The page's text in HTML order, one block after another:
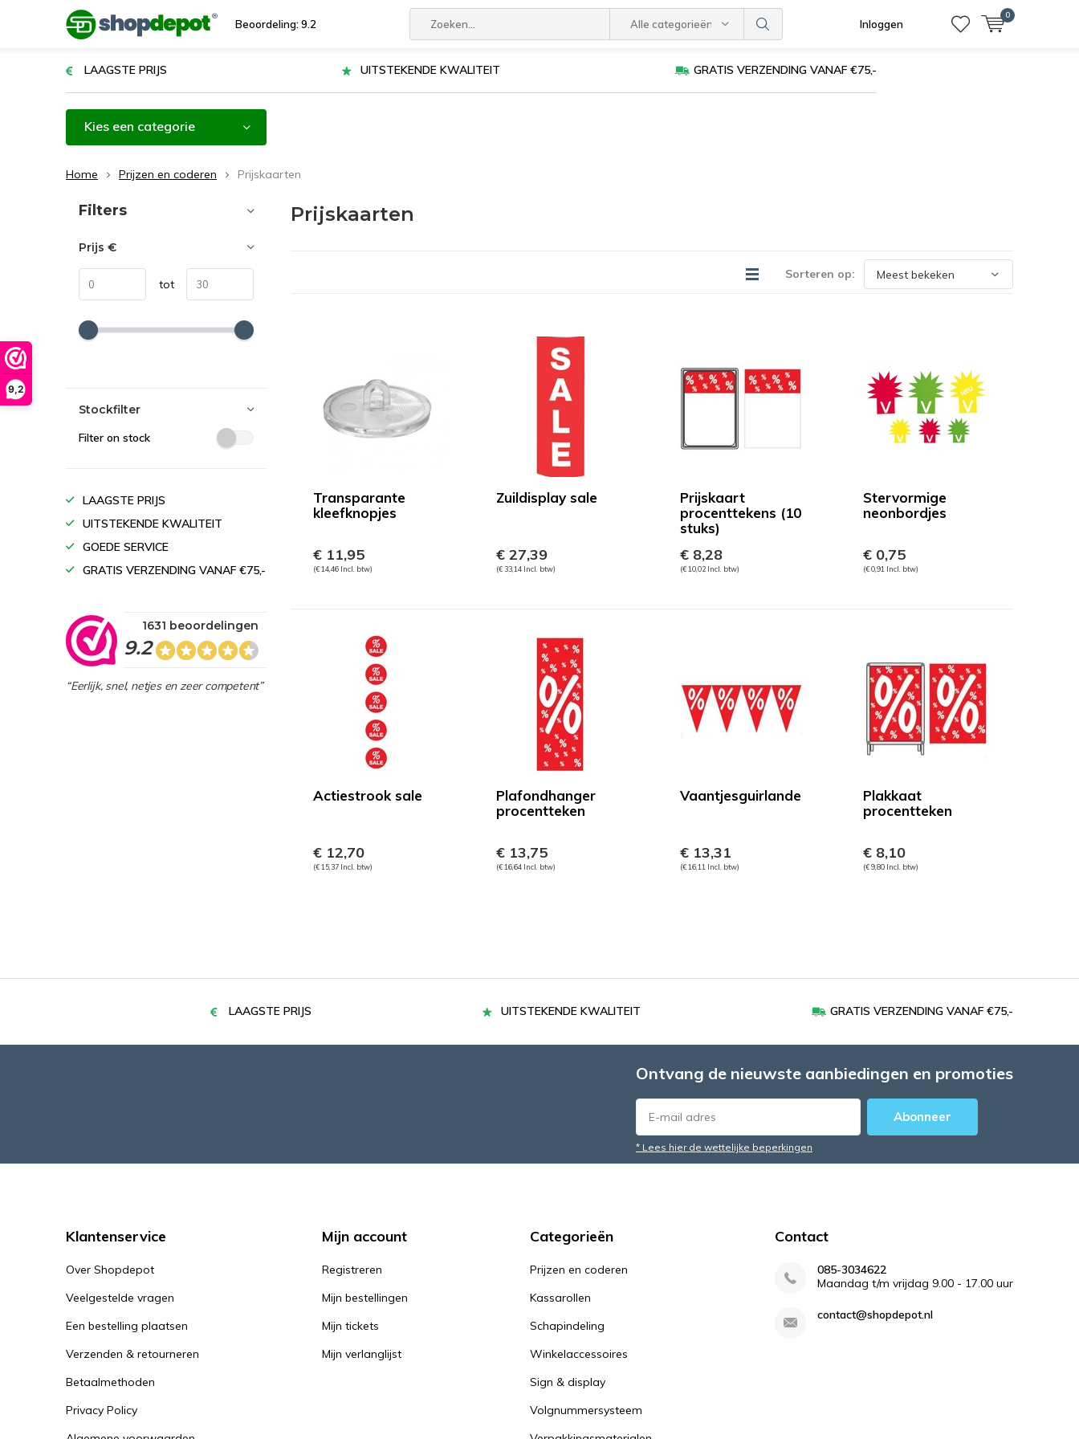
9,2
Beoordeling: 9.2 Alle categorieën Inloggen
0
LAAGSTE PRIJS UITSTEKENDE KWALITEIT GRATIS VERZENDING VANAF €75,-
Kies een categorie
Home Prijzen en coderen Prijskaarten
Prijskaarten
Sorteren op:
Transparante
kleefknopjes
€ 11,95
(€ 14,46 Incl. btw)
Zuildisplay sale
€ 27,39
(€ 33,14 Incl. btw)
Prijskaart
procenttekens (10
stuks)
€ 8,28
(€ 10,02 Incl. btw)
Stervormige
neonbordjes
€ 0,75
(€ 0,91 Incl. btw)
Actiestrook sale
€ 12,70
(€ 15,37 Incl. btw)
Plafondhanger
procentteken
€ 13,75
(€ 16,64 Incl. btw)
Vaantjesguirlande
€ 13,31
(€ 16,11 Incl. btw)
Plakkaat
procentteken
€ 8,10
(€ 9,80 Incl. btw)
Sorteren op:
Filters
Prijs €
tot
Stockfilter
Filter on stock
LAAGSTE PRIJS
UITSTEKENDE KWALITEIT
GOEDE SERVICE
GRATIS VERZENDING VANAF €75,-
9.2
1631 beoordelingen
“Eerlijk, snel, netjes en zeer competent”
LAAGSTE PRIJS UITSTEKENDE KWALITEIT GRATIS VERZENDING VANAF €75,-
Ontvang de nieuwste aanbiedingen en promoties
Abonneer
* Lees hier de wettelijke beperkingen
Klantenservice
Over Shopdepot
Veelgestelde vragen
Een bestelling plaatsen
Verzenden & retourneren
Betaalmethoden
Privacy Policy
Mijn account
Registreren
Mijn bestellingen
Mijn tickets
Mijn verlanglijst
Categorieën
Prijzen en coderen
Kassarollen
Schapindeling
Winkelaccessoires
Sign & display
Volgnummersysteem
Contact
085-3034622
Maandag t/m vrijdag 9.00 - 17.00 uur
contact@shopdepot.nl